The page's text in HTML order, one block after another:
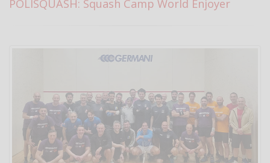
POLISQUASH: Squash Camp World Enjoyer